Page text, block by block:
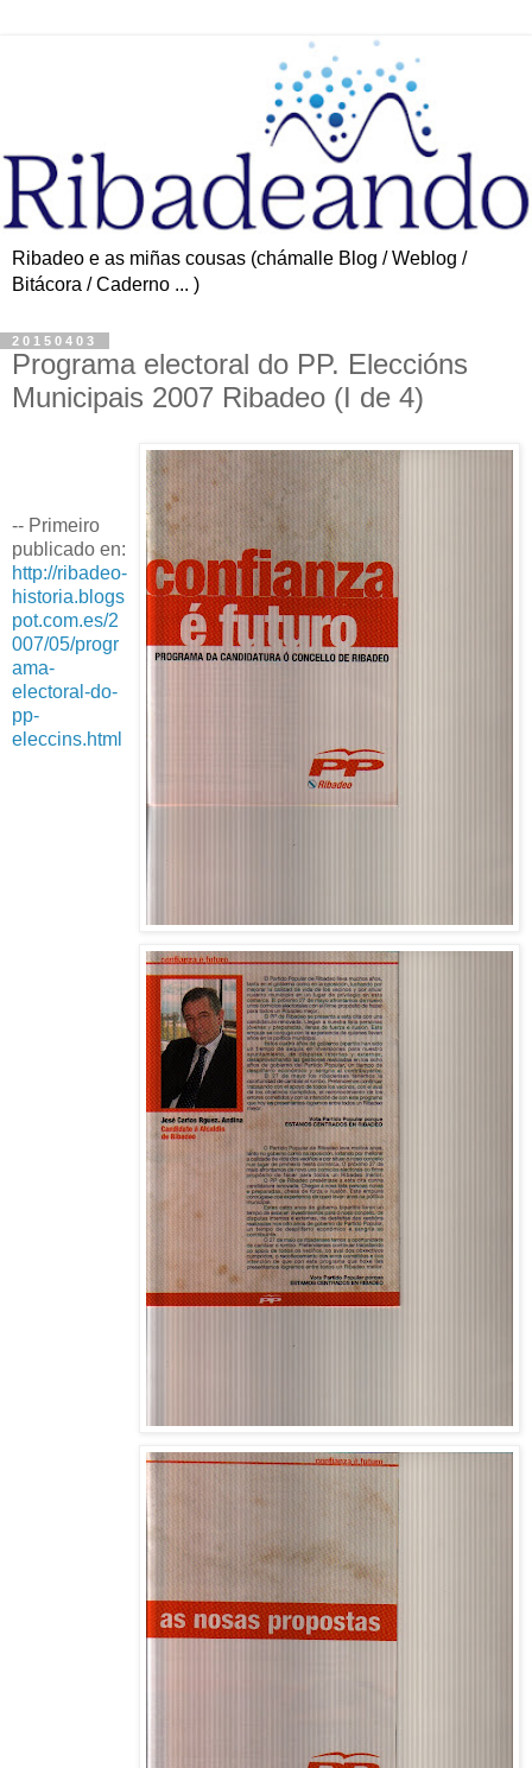
Ribadeo e as miñas cousas (chámalle Blog / Weblog /
Bitácora / Caderno ... )
20150403
Programa electoral do PP. Eleccións
Municipais 2007 Ribadeo (I de 4)
-- Primeiro
publicado en:
http://ribadeo-
historia.blogs
pot.com.es/2
007/05/progr
ama-
electoral-do-
pp-
eleccins.html